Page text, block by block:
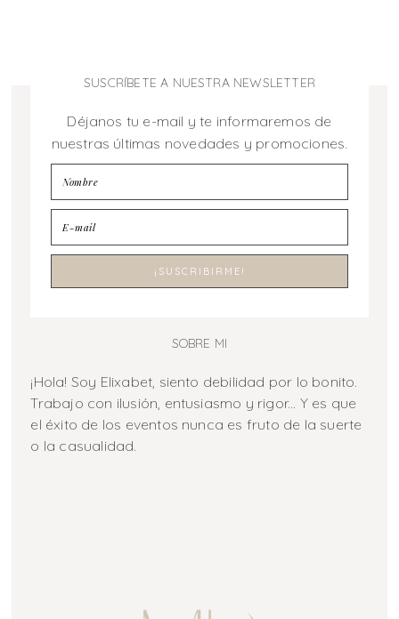
SUSCRÍBETE A NUESTRA NEWSLETTER
Déjanos tu e-mail y te informaremos de
nuestras últimas novedades y promociones.
SOBRE MI
¡Hola! Soy Elixabet, siento debilidad por lo bonito.
Trabajo con ilusión, entusiasmo y rigor... Y es que
el éxito de los eventos nunca es fruto de la suerte
o la casualidad.